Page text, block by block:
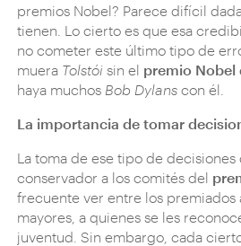
premios Nobel? Parece difícil
tienen. Lo cierto es que esa
no cometer este último tipo de
muera Tolstói sin el premio Nobel
haya muchos Bob Dylans con él.
La importancia de tomar
La toma de ese tipo de
conservador a los comités del
frecuente ver entre los premiados
mayores, a quienes se les
juventud. Sin embargo, cada